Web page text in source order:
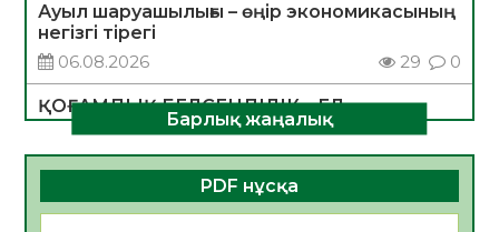
Ауыл шаруашылығы – өңір экономикасының
негізгі тірегі
06.08.2026
29 0
ҚОҒАМДЫҚ БЕЛСЕНДІЛІК – ЕЛ
ДАМУЫНЫҢ НЕГІЗІ
06.08.2026
28 0
ҚҰРЫЛТАЙ САЙЛАУЫ – БОЛАШАҚҚА
Барлық жаңалық
PDF нұсқа